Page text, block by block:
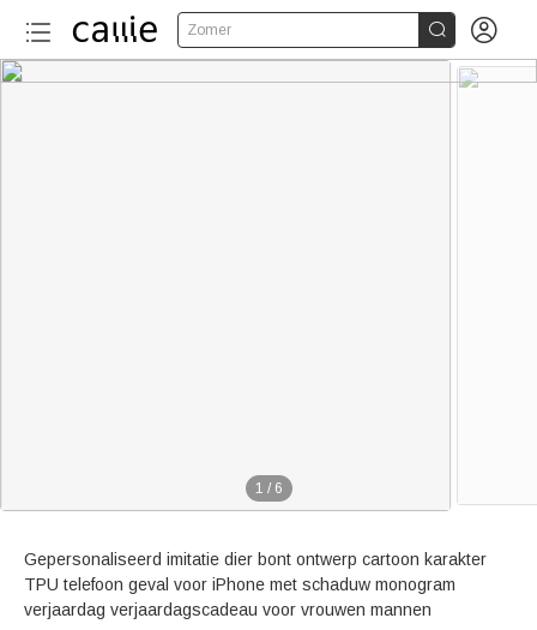
Zomer  
1 / 6
Gepersonaliseerd imitatie dier bont ontwerp cartoon karakter
TPU telefoon geval voor iPhone met schaduw monogram
verjaardag verjaardagscadeau voor vrouwen mannen